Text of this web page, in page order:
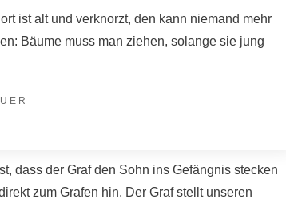
ist alt und verknorzt, den kann niemand mehr
Bäume muss man ziehen, solange sie jung
dass der Graf den Sohn ins Gefängnis stecken
zum Grafen hin. Der Graf stellt unseren